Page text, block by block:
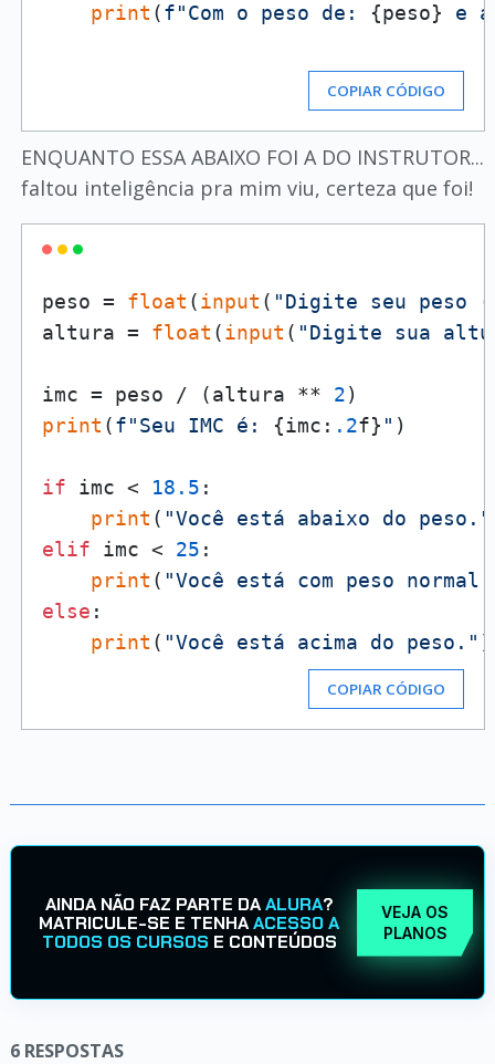
print (f"Com o peso de: {peso} e
COPIAR CÓDIGO
ENQUANTO ESSA ABAIXO FOI A DO INSTRUTOR...
faltou inteligência pra mim viu, certeza que foi!
peso = float (input ( "Digite seu peso
altura = float (input ( "Digite sua
imc = peso / (altura ** 2
print (f"Seu IMC é: {imc: .2f} " )
if imc < 18.5 :
print ( "Você está abaixo do peso."
elif imc < 25 :
print ( "Você está com peso
else :
print ( "Você está acima do peso."
COPIAR CÓDIGO
AINDA NÃO FAZ PARTE DAALURA?
MATRICULE-SE E TENHAACESSO A
TODOS OS CURSOS E CONTEÚDOS
VEJA OS
PLANOS
6 RESPOSTAS